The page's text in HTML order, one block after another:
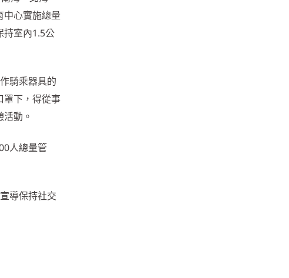
中心實施總量
持室內1.5公
騎乘器具的
罩下，得從事
動。
人總量管
導保持社交